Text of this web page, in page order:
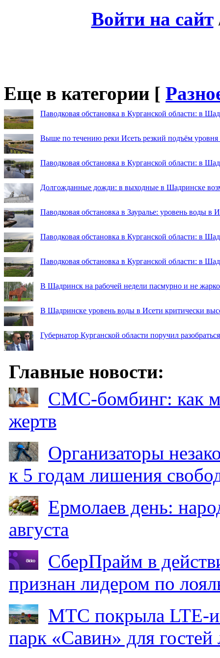
Войти на сайт
Еще в категории [
Паводковая обстановка в Курганской области: в
Выше по течению реки Исеть резкий подъём
Паводковая обстановка в Курганской области: в
Долгожданные дожди: в выходные в Шадринске
Паводковая обстановка в Зауралье: уровень воды в
Паводковая обстановка в Курганской области: в
Паводковая обстановка в Курганской области: в
В Шадринск на рабочей недели пасмурно и не жарко
В Шадринске уровень воды в Исети критически
Губернатор Курганской области поручил
Главные новости:
СМС-бомбинг: как
жертв
Организаторы
к 5 годам лишения
Ермолаев день:
августа
СберПрайм в
признан лидером по
МТС покрыла LTE-
парк «Савин» для гостей